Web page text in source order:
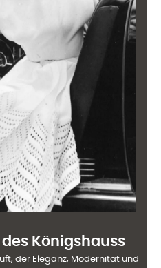
Königshauss
der Eleganz, Modernität und